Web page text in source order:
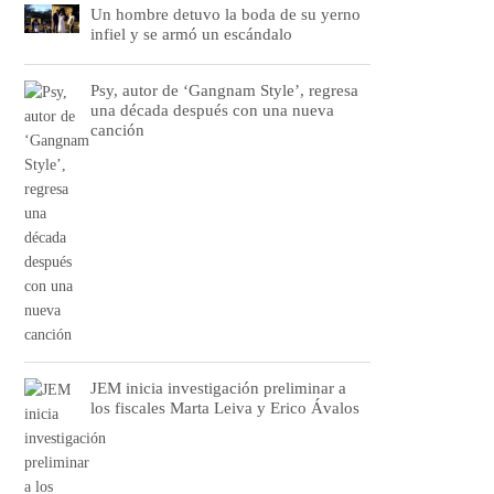
Un hombre detuvo la boda de su yerno
infiel y se armó un escándalo
Psy, autor de ‘Gangnam Style’, regresa
una década después con una nueva
canción
JEM inicia investigación preliminar a
los fiscales Marta Leiva y Erico Ávalos